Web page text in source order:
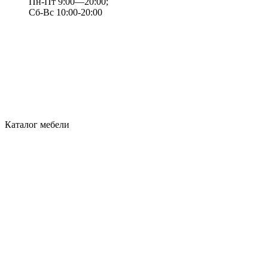
Сб-Вс 10:00-20:00
Каталог мебели